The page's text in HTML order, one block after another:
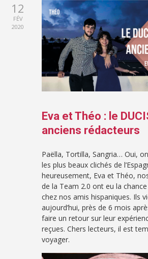
12
FÉV
2020
Eva et Théo : le
anciens rédacteurs
Paëlla, Tortilla, Sangria… Oui,
les plus beaux clichés de
heureusement, Eva et Théo,
de la Team 2.0 ont eu la
chez nos amis hispaniques. Ils
aujourd’hui, près de 6 mois
faire un retour sur leur
reçues. Chers lecteurs, il est
voyager.